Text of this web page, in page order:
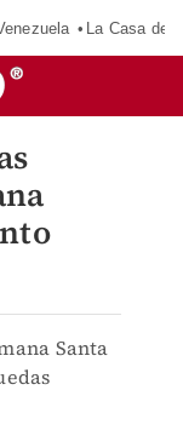
La Casa de
Santa